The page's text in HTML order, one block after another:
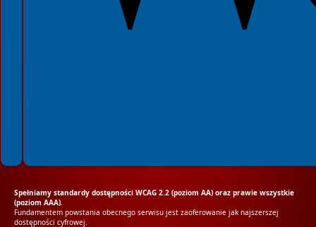
Spełniamy standardy dostępności WCAG 2.2 (poziom AA) oraz prawie wszystkie
(poziom AAA).
Fundamentem powstania obecnego serwisu jest zaoferowanie jak najszerszej
dostępności cyfrowej.